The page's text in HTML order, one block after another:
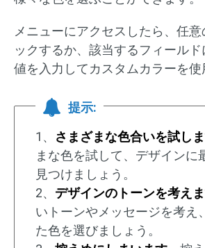
メニューにアクセスしたら、任意
ックするか、該当するフィール
値を入力してカスタムカラーを使
提示:
1、 さまざまな色合いを試しま
まな色を試して、デザインに
見つけましょう。
2、 デザインのトーンを考えま
いトーンやメッセージを考え
た色を選びましょう。